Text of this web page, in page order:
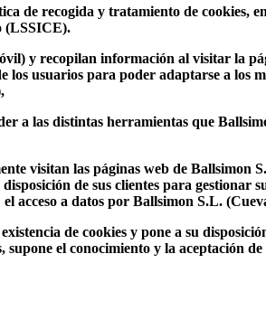
de recogida y tratamiento de cookies,
(LSSICE).
y recopilan información al visitar la
usuarios para poder adaptarse a los
a las distintas herramientas que
visitan las páginas web de
de sus clientes para gestionar
a datos por Ballsimon S.L.
de cookies y pone a su
el conocimiento y la aceptación